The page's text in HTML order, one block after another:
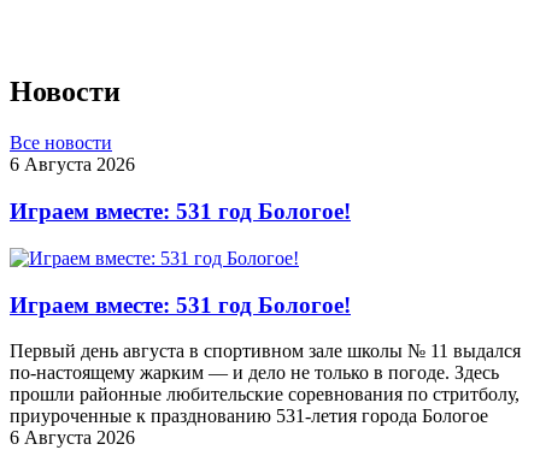
Новости
Все новости
6 Августа 2026
Играем вместе: 531 год Бологое!
Играем вместе: 531 год Бологое!
Первый день августа в спортивном зале школы № 11 выдался
по-настоящему жарким — и дело не только в погоде. Здесь
прошли районные любительские соревнования по стритболу,
приуроченные к празднованию 531-летия города Бологое
6 Августа 2026